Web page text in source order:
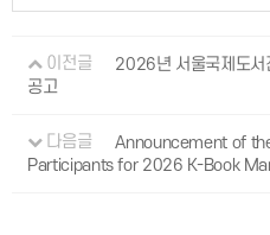
이전글
2026년 서울국제도서
공고
다음글
Announcement of
Participants for 2026 K-Book